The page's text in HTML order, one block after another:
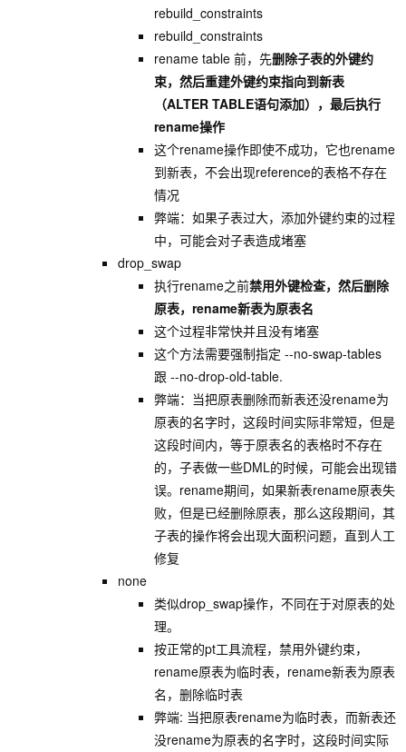
rebuild_constraints
rebuild_constraints
rename table 前，先删除子表的外键约
束，然后重建外键约束指向到新表
（ALTER TABLE语句添加），最后执行
rename操作
这个rename操作即使不成功，它也rename
到新表，不会出现reference的表格不存在
情况
弊端：如果子表过大，添加外键约束的过程
中，可能会对子表造成堵塞
drop_swap
执行rename之前禁用外键检查，然后删除
原表，rename新表为原表名
这个过程非常快并且没有堵塞
这个方法需要强制指定 --no-swap-tables
跟 --no-drop-old-table.
弊端：当把原表删除而新表还没rename为
原表的名字时，这段时间实际非常短，但是
这段时间内，等于原表名的表格时不存在
的，子表做一些DML的时候，可能会出现错
误。rename期间，如果新表rename原表失
败，但是已经删除原表，那么这段期间，其
子表的操作将会出现大面积问题，直到人工
修复
none
类似drop_swap操作，不同在于对原表的处
理。
按正常的pt工具流程，禁用外键约束，
rename原表为临时表，rename新表为原表
名，删除临时表
弊端: 当把原表rename为临时表，而新表还
没rename为原表的名字时，这段时间实际